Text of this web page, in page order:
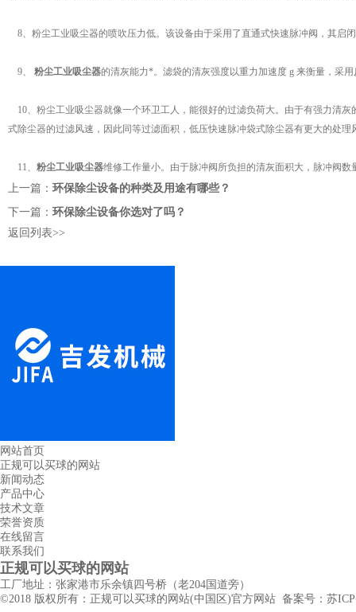
8、粉尘工业吸尘器的喷吹压力低。该设备由于采用了直通式快速脉冲阀，其启
9、 粉尘工业吸尘器的清灰能力*。滤袋的清灰强度以重力加速度 g 来衡量，采
10、粉尘工业吸尘器就像一个环卫工人，能很好的过滤负荷大。由于有强力清
式除尘器的过滤风速，因此同等过滤面积，低压快速脉冲袋式除尘器有更大的处理
11、 粉尘工业吸尘器维修工作量小。由于脉冲阀所负担的清灰面积大，脉冲阀
上一篇： 环保除尘设备的种类及用途有哪些？
下一篇： 环保除尘设备你选对了吗？
返回列表>>
网站首页
正规可以买球的网站
新闻动态
产品中心
技术文章
荣誉资质
在线留言
联系我们
正规可以买球的网站
工厂地址：张家港市乐余镇四号桥（老204国道旁）
©2018 版权所有：正规可以买球的网站(中国区)官方网站 备案号： 苏